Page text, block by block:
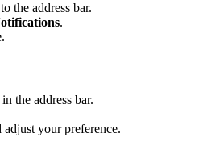
the address bar.
.
the address bar.
adjust your preference.